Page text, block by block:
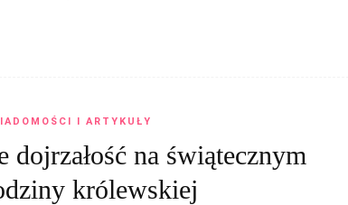
I ARTYKUŁY
na świątecznym
królewskiej